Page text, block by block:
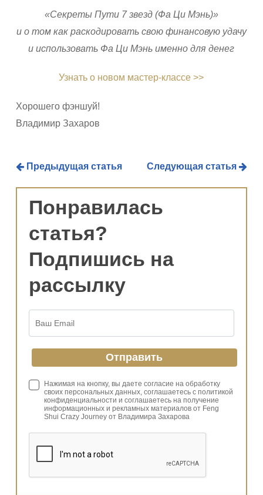
«Секреты Пути 7 звезд (Фа Ци Мэнь)»
и о том как раскодировать свою финансовую удачу
и использовать Фа Ци Мэнь именно для денег
Узнать о новом мастер-классе >>
Хорошего фэншуй!
Владимир Захаров
Предыдущая статья Следующая статья
Понравилась
статья?
Подпишись на
рассылку
Нажимая на кнопку, вы даете согласие на обработку
своих персональных данных, соглашаетесь с политикой
конфиденциальности и соглашаетесь на получение
информационных и рекламных материалов от Feng
Shui Crazy Journey от Владимира Захарова